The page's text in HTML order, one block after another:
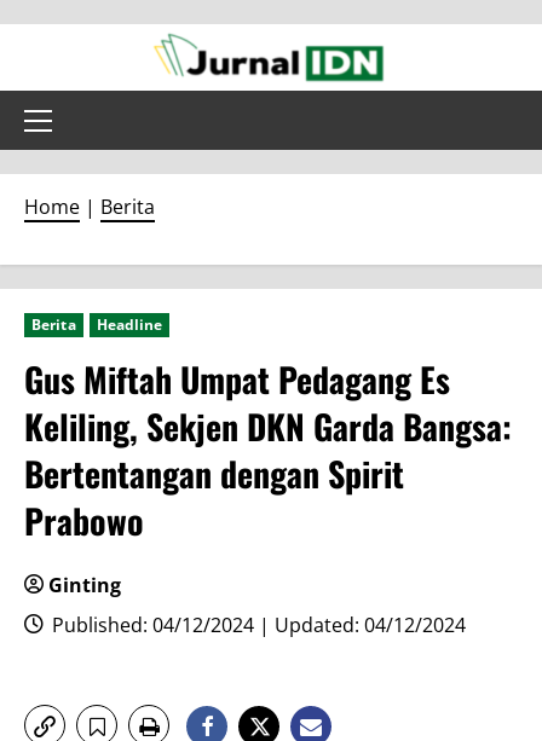
content
Primary
Home | Berita
Berita Headline
Gus Miftah Umpat Pedagang Es
Keliling, Sekjen DKN Garda Bangsa:
Bertentangan dengan Spirit
Prabowo
Ginting
Published: 04/12/2024 | Updated: 04/12/2024